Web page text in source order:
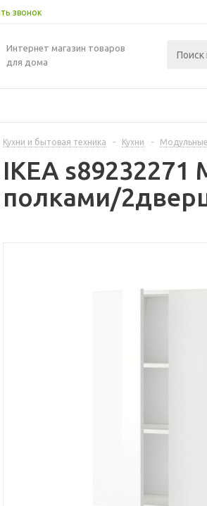
звонок
Интернет магазин товаров
для дома
Кухни и бытовая техника - Кухни -
IKEA
полками/